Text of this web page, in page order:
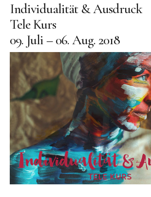
Individualität & Ausdruck
Tele Kurs
09. Juli – 06. Aug. 2018